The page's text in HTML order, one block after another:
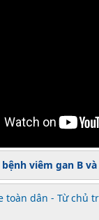
viêm gan B
toàn dân - Từ chủ